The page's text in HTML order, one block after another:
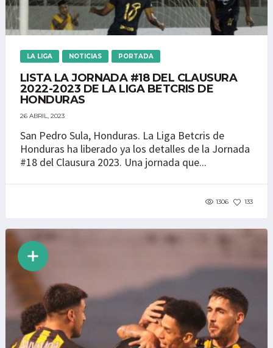
LA LIGA NOTICIAS PORTADA
LISTA LA JORNADA #18 DEL CLAUSURA
2022-2023 DE LA LIGA BETCRIS DE
HONDURAS
26 ABRIL, 2023
San Pedro Sula, Honduras. La Liga Betcris de
Honduras ha liberado ya los detalles de la Jornada
#18 del Clausura 2023. Una jornada que...
1306 133